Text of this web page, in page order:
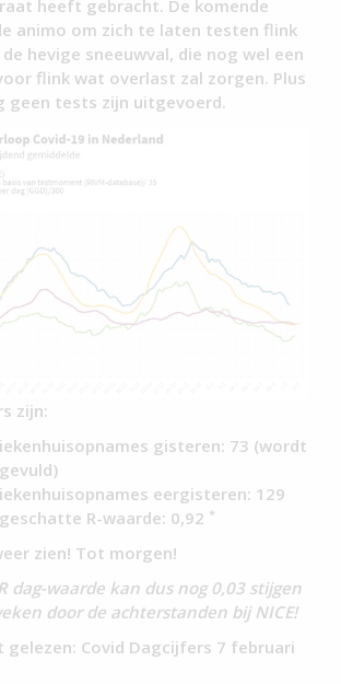
heeft gebracht. De komende
animo om zich te laten testen flink
hevige sneeuwval, die nog wel een
flink wat overlast zal zorgen. Plus
geen tests zijn uitgevoerd.
zijn:
gisteren: 73 (wordt
eergisteren: 129
R-waarde: 0,92 *
zien! Tot morgen!
dag-waarde kan dus nog 0,03 stijgen
door de achterstanden bij NICE!
Covid Dagcijfers 7 februari